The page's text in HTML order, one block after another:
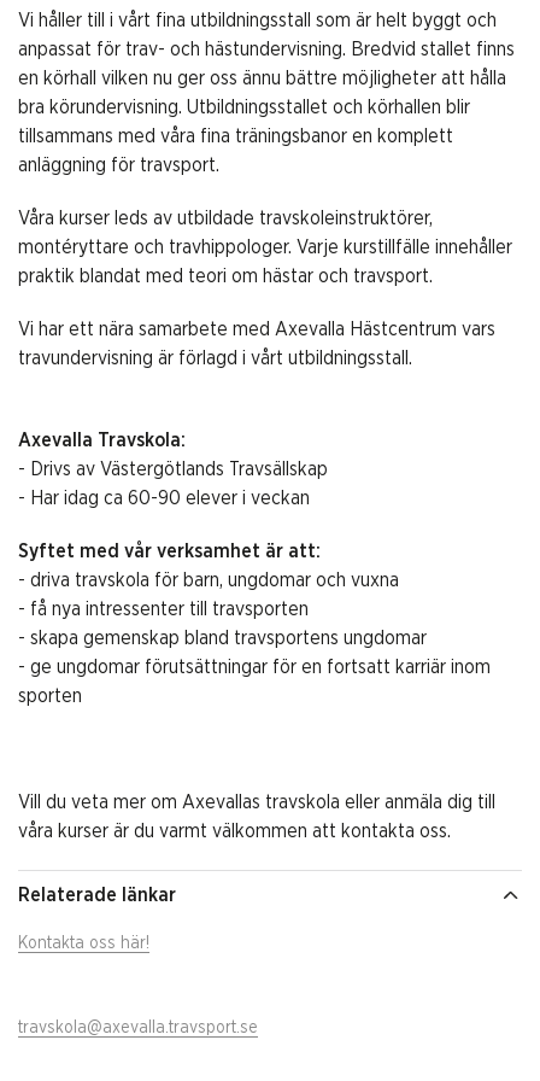
Vi håller till i vårt fina utbildningsstall som är helt byggt och
anpassat för trav- och hästundervisning. Bredvid stallet finns
en körhall vilken nu ger oss ännu bättre möjligheter att hålla
bra körundervisning. Utbildningsstallet och körhallen blir
tillsammans med våra fina träningsbanor en komplett
anläggning för travsport.
Våra kurser leds av utbildade travskoleinstruktörer,
montéryttare och travhippologer. Varje kurstillfälle innehåller
praktik blandat med teori om hästar och travsport.
Vi har ett nära samarbete med Axevalla Hästcentrum vars
travundervisning är förlagd i vårt utbildningsstall.
Axevalla Travskola:
- Drivs av Västergötlands Travsällskap
- Har idag ca 60-90 elever i veckan
Syftet med vår verksamhet är att:
- driva travskola för barn, ungdomar och vuxna
- få nya intressenter till travsporten
- skapa gemenskap bland travsportens ungdomar
- ge ungdomar förutsättningar för en fortsatt karriär inom
sporten
Vill du veta mer om Axevallas travskola eller anmäla dig till
våra kurser är du varmt välkommen att kontakta oss.
Relaterade länkar
Kontakta oss här!
travskola@axevalla.travsport.se